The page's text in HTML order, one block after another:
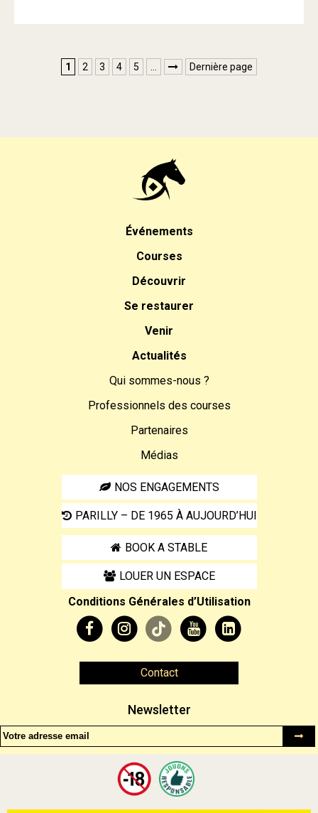
1 2 3 4 5  Dernière page
Événements
Courses
Découvrir
Se restaurer
Venir
Actualités
Qui sommes-nous ?
Professionnels des courses
Partenaires
Médias
NOS ENGAGEMENTS
PARILLY – DE 1965 À AUJOURD’HUI
BOOK A STABLE
LOUER UN ESPACE
Conditions Générales d’Utilisation
Contact
Newsletter